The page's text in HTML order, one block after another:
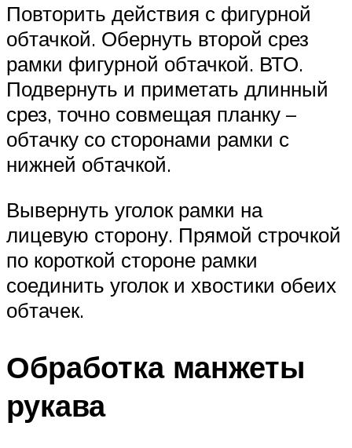
Повторить действия с фигурной
обтачкой. Обернуть второй срез
рамки фигурной обтачкой. ВТО.
Подвернуть и приметать длинный
срез, точно совмещая планку –
обтачку со сторонами рамки с
нижней обтачкой.
Вывернуть уголок рамки на
лицевую сторону. Прямой строчкой
по короткой стороне рамки
соединить уголок и хвостики обеих
обтачек.
Обработка манжеты
рукава